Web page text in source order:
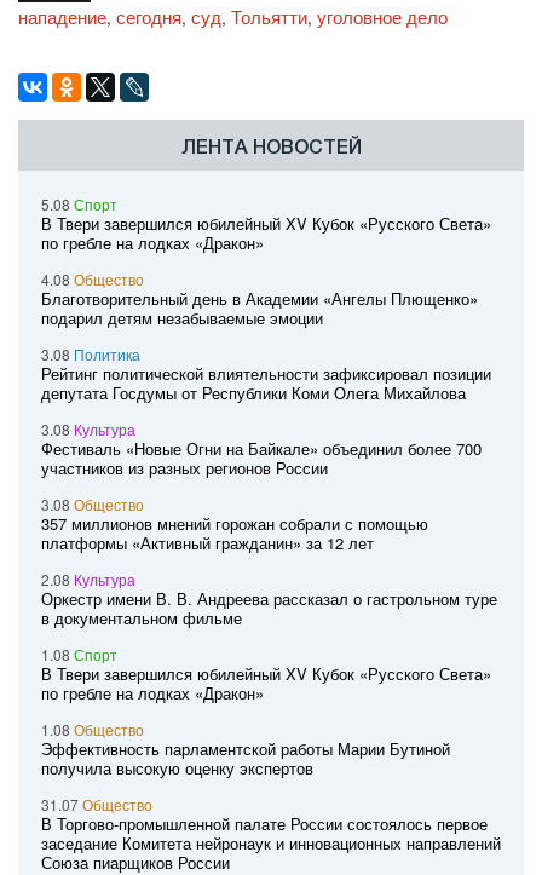
нападение, сегодня, суд, Тольятти, уголовное дело
ЛЕНТА НОВОСТЕЙ
5.08 Спорт
В Твери завершился юбилейный XV Кубок «Русского Света»
по гребле на лодках «Дракон»
4.08 Общество
Благотворительный день в Академии «Ангелы Плющенко»
подарил детям незабываемые эмоции
3.08 Политика
Рейтинг политической влиятельности зафиксировал позиции
депутата Госдумы от Республики Коми Олега Михайлова
3.08 Культура
Фестиваль «Новые Огни на Байкале» объединил более 700
участников из разных регионов России
3.08 Общество
357 миллионов мнений горожан собрали с помощью
платформы «Активный гражданин» за 12 лет
2.08 Культура
Оркестр имени В. В. Андреева рассказал о гастрольном туре
в документальном фильме
1.08 Спорт
В Твери завершился юбилейный XV Кубок «Русского Света»
по гребле на лодках «Дракон»
1.08 Общество
Эффективность парламентской работы Марии Бутиной
получила высокую оценку экспертов
31.07Общество
В Торгово-промышленной палате России состоялось первое
заседание Комитета нейронаук и инновационных направлений
Союза пиарщиков России